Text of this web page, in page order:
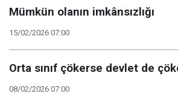
Mümkün olanın imkânsızlığı
15/02/2026 07:00
Orta sınıf çökerse devlet de
08/02/2026 07:00